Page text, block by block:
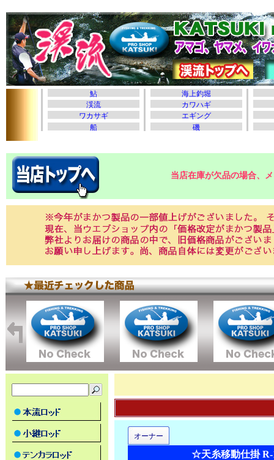
当店在庫が欠品の場合、
オーナー
☆天糸移動仕掛 R-